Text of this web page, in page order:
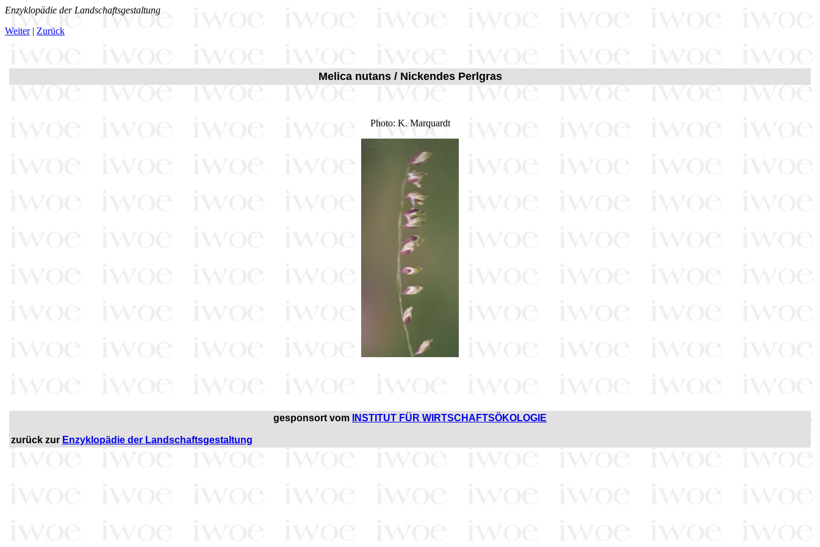
Enzyklopädie der Landschaftsgestaltung
Weiter| Zurück
Melica nutans / Nickendes Perlgras
Photo: K. Marquardt
gesponsort vom INSTITUT FÜR WIRTSCHAFTSÖKOLOGIE
zurück zur Enzyklopädie der Landschaftsgestaltung